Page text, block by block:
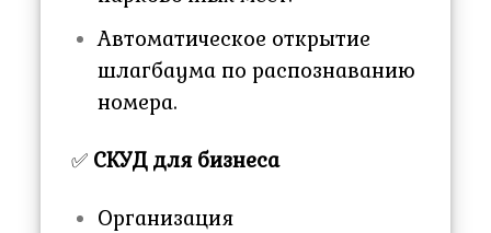
Автоматическое открытие
шлагбаума по распознаванию
номера.
✅ СКУД для бизнеса
Организация